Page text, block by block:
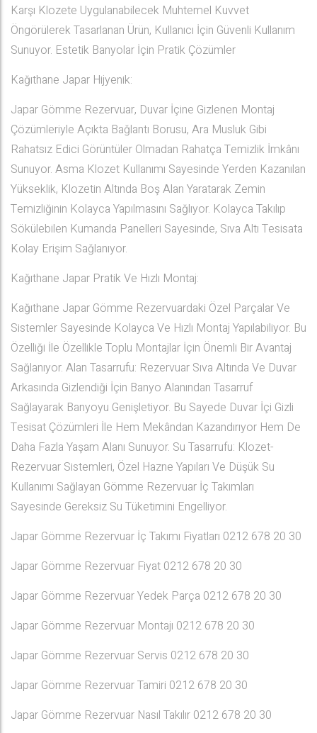
Karşı Klozete Uygulanabilecek Muhtemel Kuvvet
Öngörülerek Tasarlanan Ürün, Kullanıcı İçin Güvenli Kullanım
Sunuyor. Estetik Banyolar İçin Pratik Çözümler
Kağıthane Japar Hijyenik:
Japar Gömme Rezervuar, Duvar İçine Gizlenen Montaj
Çözümleriyle Açıkta Bağlantı Borusu, Ara Musluk Gibi
Rahatsız Edici Görüntüler Olmadan Rahatça Temizlik İmkânı
Sunuyor. Asma Klozet Kullanımı Sayesinde Yerden Kazanılan
Yükseklik, Klozetin Altında Boş Alan Yaratarak Zemin
Temizliğinin Kolayca Yapılmasını Sağlıyor. Kolayca Takılıp
Sökülebilen Kumanda Panelleri Sayesinde, Sıva Altı Tesisata
Kolay Erişim Sağlanıyor.
Kağıthane Japar Pratik Ve Hızlı Montaj:
Kağıthane Japar Gömme Rezervuardaki Özel Parçalar Ve
Sistemler Sayesinde Kolayca Ve Hızlı Montaj Yapılabiliyor. Bu
Özelliği İle Özellikle Toplu Montajlar İçin Önemli Bir Avantaj
Sağlanıyor. Alan Tasarrufu: Rezervuar Sıva Altında Ve Duvar
Arkasında Gizlendiği İçin Banyo Alanından Tasarruf
Sağlayarak Banyoyu Genişletiyor. Bu Sayede Duvar İçi Gizli
Tesisat Çözümleri İle Hem Mekândan Kazandırıyor Hem De
Daha Fazla Yaşam Alanı Sunuyor. Su Tasarrufu: Klozet-
Rezervuar Sistemleri, Özel Hazne Yapıları Ve Düşük Su
Kullanımı Sağlayan Gömme Rezervuar İç Takımları
Sayesinde Gereksiz Su Tüketimini Engelliyor.
Japar Gömme Rezervuar İç Takımı Fiyatları 0212 678 20 30
Japar Gömme Rezervuar Fiyat 0212 678 20 30
Japar Gömme Rezervuar Yedek Parça 0212 678 20 30
Japar Gömme Rezervuar Montajı 0212 678 20 30
Japar Gömme Rezervuar Servis 0212 678 20 30
Japar Gömme Rezervuar Tamiri 0212 678 20 30
Japar Gömme Rezervuar Nasıl Takılır 0212 678 20 30